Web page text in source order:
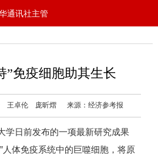
通讯社主管
”免疫细胞助其生长
王卓伦 庞昕熠 来源：经济参考报
日前发布的一项最新研究成果
人体免疫系统中的巨噬细胞，将原